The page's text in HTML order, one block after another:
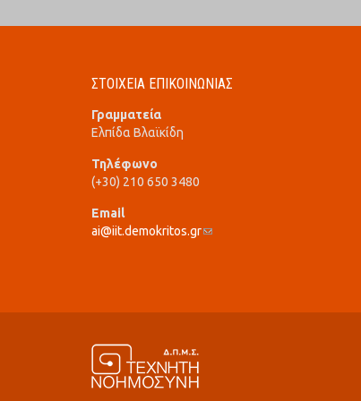
ΣΤΟΙΧΕΙΑ ΕΠΙΚΟΙΝΩΝΙΑΣ
Γραμματεία
Ελπίδα Βλαϊκίδη
Τηλέφωνο
(+30) 210 650 3480
Email
ai@iit.demokritos.gr(link sends e-mail)